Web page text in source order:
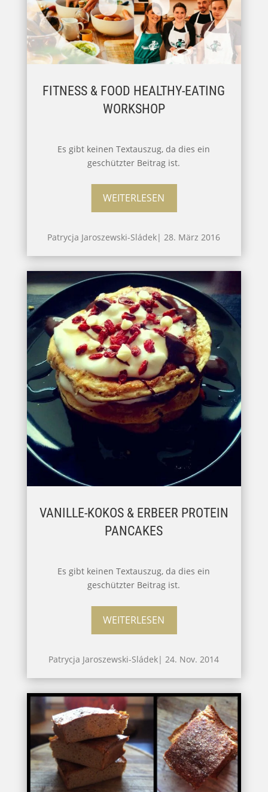
FITNESS & FOOD HEALTHY-EATING
WORKSHOP
Es gibt keinen Textauszug, da dies ein
geschützter Beitrag ist.
WEITERLESEN
Patrycja Jaroszewski-Sládek|28. März 2016
VANILLE-KOKOS & ERBEER PROTEIN
PANCAKES
Es gibt keinen Textauszug, da dies ein
geschützter Beitrag ist.
WEITERLESEN
Patrycja Jaroszewski-Sládek| 24. Nov. 2014